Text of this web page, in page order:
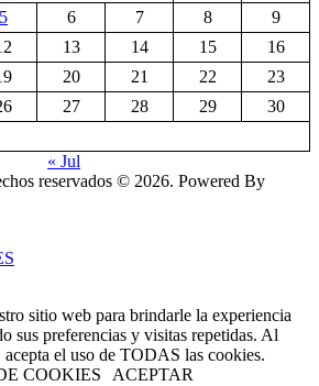
5 6 7 8
9
13 14 15
16
20 21 22
23
27 28 29
30
« Jul
reservados © 2026. Powered By
sitio web para brindarle la experiencia
sus preferencias y visitas repetidas. Al
el uso de TODAS las cookies.
COOKIES
ACEPTAR